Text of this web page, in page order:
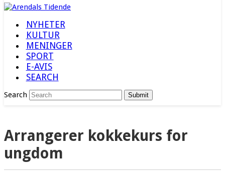
NYHETER
KULTUR
MENINGER
SPORT
E-AVIS
SEARCH
Search Submit
Arrangerer kokkekurs for
ungdom